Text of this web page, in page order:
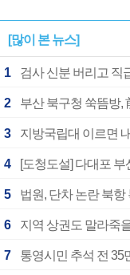
[많이 본 뉴스]
1
2 부산 북구청 쑥뜸방,
3 지방국립대 이르면
4 [도청도설] 다대포 부
5 법원, 단차 논란 북
6 지역 상권도 말라죽
7 통영시민 추석 전 35